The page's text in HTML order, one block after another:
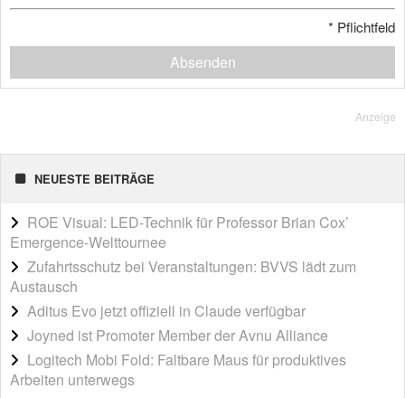
* Pflichtfeld
Absenden
Anzeige
NEUESTE BEITRÄGE
ROE Visual: LED-Technik für Professor Brian Cox’
Emergence-Welttournee
Zufahrtsschutz bei Veranstaltungen: BVVS lädt zum
Austausch
Aditus Evo jetzt offiziell in Claude verfügbar
Joyned ist Promoter Member der Avnu Alliance
Logitech Mobi Fold: Faltbare Maus für produktives
Arbeiten unterwegs